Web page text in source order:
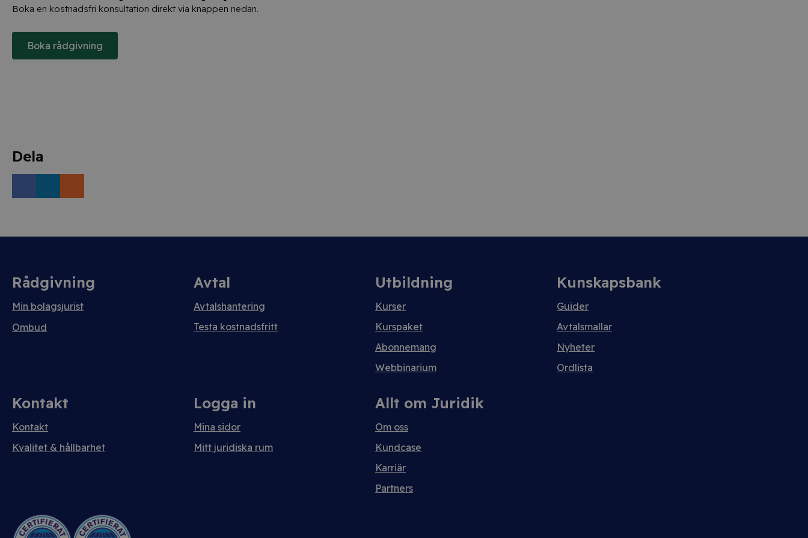
Boka en kostnadsfri konsultation direkt via knappen nedan.
Boka rådgivning
Dela
Rådgivning
Min bolagsjurist
Ombud
Avtal
Avtalshantering
Testa kostnadsfritt
Utbildning
Kurser
Kurspaket
Abonnemang
Webbinarium
Kunskapsbank
Guider
Avtalsmallar
Nyheter
Ordlista
Kontakt
Kontakt
Kvalitet & hållbarhet
Logga in
Mina sidor
Mitt juridiska rum
Allt om Juridik
Om oss
Kundcase
Karriär
Partners